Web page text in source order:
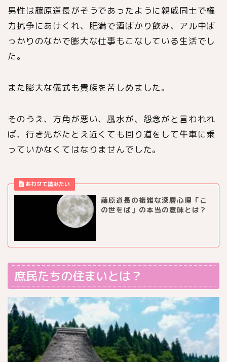
男性は藤原道長がそうであったように親戚同士で権
力抗争にあけくれ、肥満で酒ばかり飲み、アル中ば
っかりのなかで膨大な仕事もこなしている生活でし
た。
また膨大な儀式も貴族を苦しめました。
そのうえ、方角が悪い、風水が、怨念がと言われれ
ば、行き先がたとえ近くても回り道をして牛車に乗
っていかなくてはなりませんでした。
藤原道長の複雑な深層心理「こ
の世をば」の本当の意味とは？
庶民たちの住まいとは？